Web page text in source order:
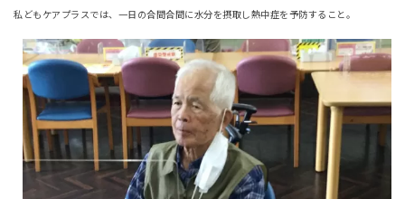
私どもケアプラスでは、一日の合間合間に水分を摂取し熱中症を予防すること。